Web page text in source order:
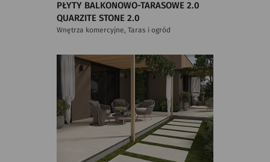
PŁYTY BALKONOWO-TARASOWE 2.0
QUARZITE STONE 2.0
Wnętrza komercyjne, Taras i ogród